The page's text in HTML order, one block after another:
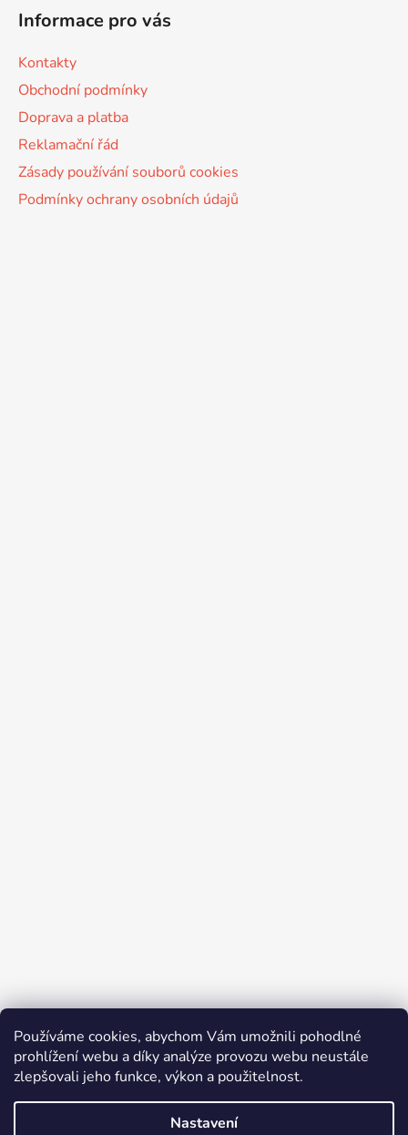
Používáme cookies, abychom Vám umožnili pohodlné
prohlížení webu a díky analýze provozu webu neustále
zlepšovali jeho funkce, výkon a použitelnost.
Nastavení
Informace pro vás
Kontakty
Obchodní podmínky
Doprava a platba
Reklamační řád
Zásady používání souborů cookies
Podmínky ochrany osobních údajů